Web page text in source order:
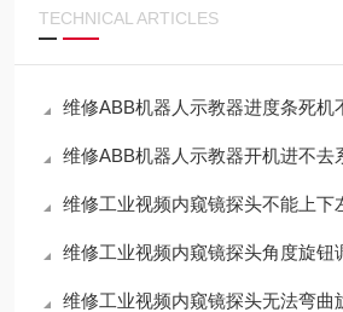
TECHNICAL ARTICLES
维修ABB机器人示教器进度条死机不
维修ABB机器人示教器开机进不去系统
维修工业视频内窥镜探头不能上下左右
维修工业视频内窥镜探头角度旋钮
维修工业视频内窥镜探头无法弯曲